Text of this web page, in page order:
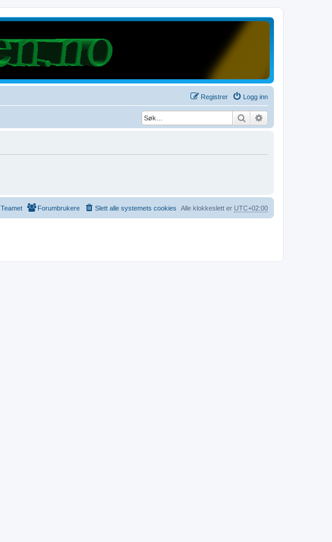
Logg inn
Registrer
Søk
Alle klokkeslett er UTC+02:00
Slett alle systemets cookies
Forumbrukere
Teamet